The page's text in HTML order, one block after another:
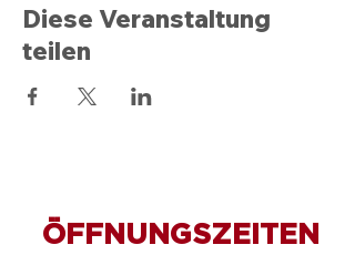
Diese Veranstaltung
teilen
ÖFFNUNGSZEITEN